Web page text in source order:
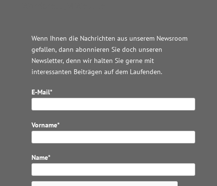
Wenn Ihnen die Nachrichten aus unserem Newsroom
gefallen, dann abonnieren Sie doch unseren
Newsletter, denn wir halten Sie gerne mit
interessanten Beiträgen auf dem Laufenden.
E-Mail*
Vorname*
Name*